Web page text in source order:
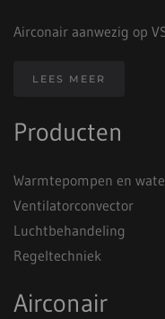
Airconair aanwezig op
LEES MEER
Producten
Warmtepompen en
Ventilatorconvector
Luchtbehandeling
Regeltechniek
Airconair